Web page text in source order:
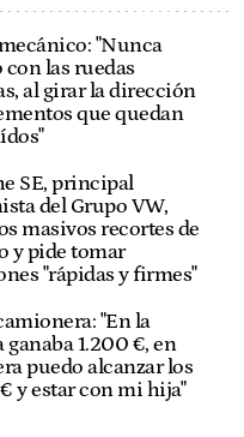
"Nunca
con las ruedas
al girar la dirección
que quedan
SE, principal
del Grupo VW,
masivos recortes de
y pide tomar
"rápidas y firmes"
"En la
ganaba 1.200 €, en
puedo alcanzar los
y estar con mi hija"